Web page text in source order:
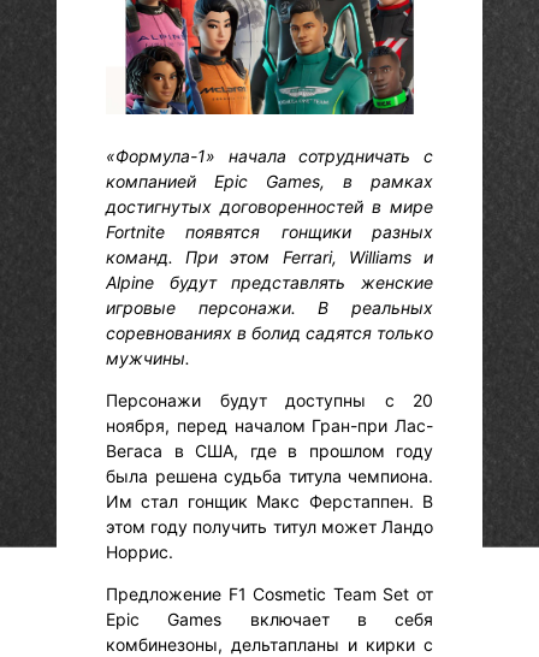
«Формула-1» начала сотрудничать с
компанией Epic Games, в рамках
достигнутых договоренностей в мире
Fortnite появятся гонщики разных
команд. При этом Ferrari, Williams и
Alpine будут представлять женские
игровые персонажи. В реальных
соревнованиях в болид садятся только
мужчины.
Персонажи будут доступны с 20
ноября, перед началом Гран-при Лас-
Вегаса в США, где в прошлом году
была решена судьба титула чемпиона.
Им стал гонщик Макс Ферстаппен. В
этом году получить титул может Ландо
Норрис.
Предложение F1 Cosmetic Team Set от
Epic Games включает в себя
комбинезоны, дельтапланы и кирки с